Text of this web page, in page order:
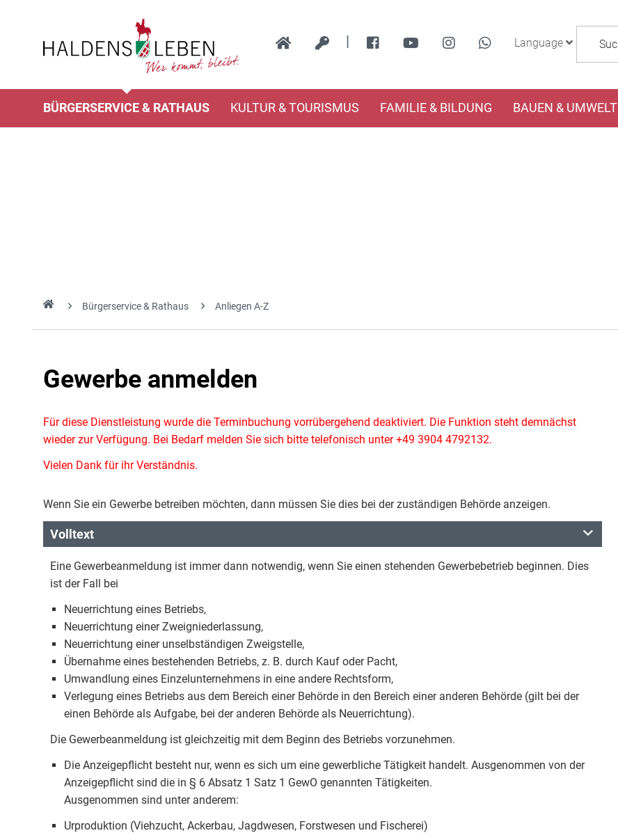
| Language
BÜRGERSERVICE & RATHAUS KULTUR & TOURISMUS FAMILIE & BILDUNG BAUEN & UMWELT
Bürgerservice & Rathaus Anliegen A-Z
Gewerbe anmelden
Für diese Dienstleistung wurde die Terminbuchung vorrübergehend deaktiviert. Die Funktion steht demnächst
wieder zur Verfügung. Bei Bedarf melden Sie sich bitte telefonisch unter +49 3904 4792132.
Vielen Dank für ihr Verständnis.
Wenn Sie ein Gewerbe betreiben möchten, dann müssen Sie dies bei der zuständigen Behörde anzeigen.
Volltext
Eine Gewerbeanmeldung ist immer dann notwendig, wenn Sie einen stehenden Gewerbebetrieb beginnen. Dies
ist der Fall bei
Neuerrichtung eines Betriebs,
Neuerrichtung einer Zweigniederlassung,
Neuerrichtung einer unselbständigen Zweigstelle,
Übernahme eines bestehenden Betriebs, z. B. durch Kauf oder Pacht,
Umwandlung eines Einzelunternehmens in eine andere Rechtsform,
Verlegung eines Betriebs aus dem Bereich einer Behörde in den Bereich einer anderen Behörde (gilt bei der
einen Behörde als Aufgabe, bei der anderen Behörde als Neuerrichtung).
Die Gewerbeanmeldung ist gleichzeitig mit dem Beginn des Betriebs vorzunehmen.
Die Anzeigepflicht besteht nur, wenn es sich um eine gewerbliche Tätigkeit handelt. Ausgenommen von der
Anzeigepflicht sind die in § 6 Absatz 1 Satz 1 GewO genannten Tätigkeiten.
Ausgenommen sind unter anderem:
Urproduktion (Viehzucht, Ackerbau, Jagdwesen, Forstwesen und Fischerei)